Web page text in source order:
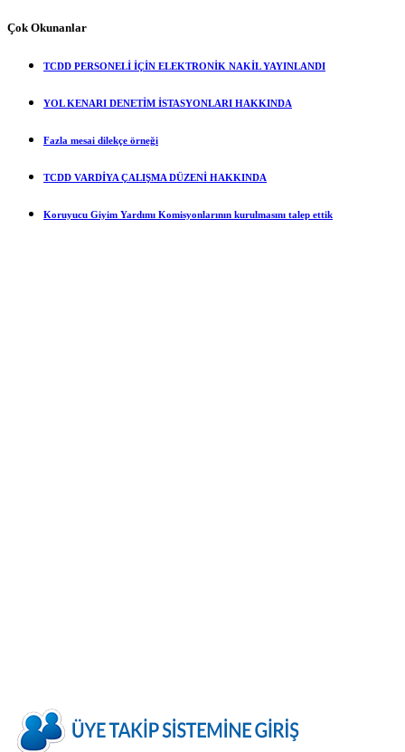
Çok Okunanlar
TCDD PERSONELİ İÇİN ELEKTRONİK NAKİL YAYINLANDI
YOL KENARI DENETİM İSTASYONLARI HAKKINDA
Fazla mesai dilekçe örneği
TCDD VARDİYA ÇALIŞMA DÜZENİ HAKKINDA
Koruyucu Giyim Yardımı Komisyonlarının kurulmasını talep ettik